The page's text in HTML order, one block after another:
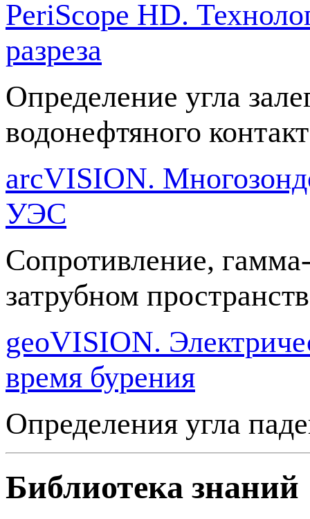
PeriScope HD.
разреза
Определение угла
водонефтяного
arcVISION.
УЭС
Сопротивление,
затрубном
geoVISION.
время бурения
Определения угла
Библиотека знаний